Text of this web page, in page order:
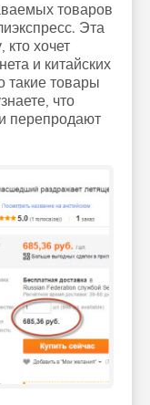
товаров
Эта
кто хочет
и китайских
такие товары
что
перепродают